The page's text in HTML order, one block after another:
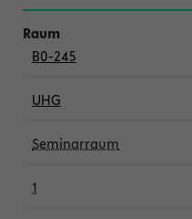
B0-245
UHG
Seminarraum
1